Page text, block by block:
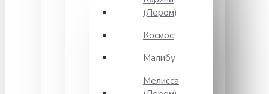
(Лером)
Космос
Малибу
Мелисса